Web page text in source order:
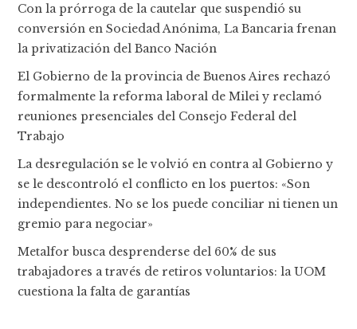
Con la prórroga de la cautelar que suspendió su
conversión en Sociedad Anónima, La Bancaria frenan
la privatización del Banco Nación
El Gobierno de la provincia de Buenos Aires rechazó
formalmente la reforma laboral de Milei y reclamó
reuniones presenciales del Consejo Federal del
Trabajo
La desregulación se le volvió en contra al Gobierno y
se le descontroló el conflicto en los puertos: «Son
independientes. No se los puede conciliar ni tienen un
gremio para negociar»
Metalfor busca desprenderse del 60% de sus
trabajadores a través de retiros voluntarios: la UOM
cuestiona la falta de garantías